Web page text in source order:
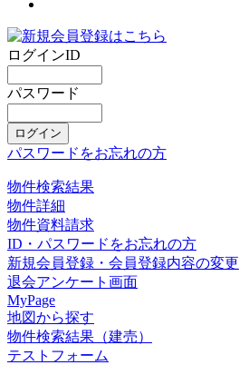
ログインID
パスワード
パスワードをお忘れの方
物件検索結果
物件詳細
物件資料請求
ID・パスワードをお忘れの方
新規会員登録・会員登録内容の変更
退会アンケート画面
MyPage
地図から探す
物件検索結果（建売）
テストフォーム